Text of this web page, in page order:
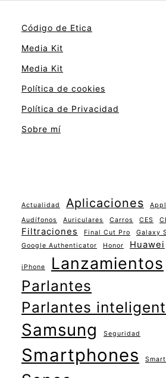
Código de Etica
Media Kit
Media Kit
Política de cookies
Política de Privacidad
Sobre mí
Actualidad Aplicaciones
Audífonos Auriculares Carros CES
Filtraciones Final Cut Pro Galaxy
Google Authenticator
Honor Huawei
iPhone Lanzamientos
Parlantes
Parlantes
Samsung Seguridad
Smartphones